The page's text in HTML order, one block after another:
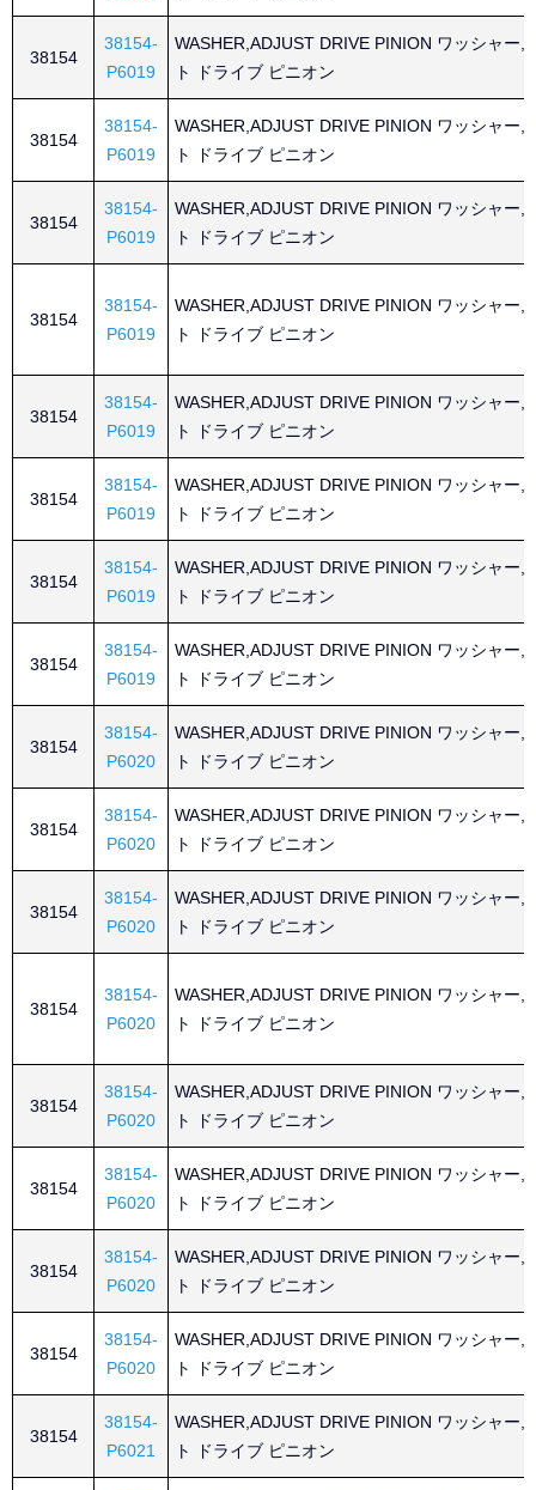
38154
38154-
P6019
WASHER,ADJUST DRIVE PINION ワッシャー,
ト ドライブ ピニオン
38154
38154-
P6019
WASHER,ADJUST DRIVE PINION ワッシャー,
ト ドライブ ピニオン
38154
38154-
P6019
WASHER,ADJUST DRIVE PINION ワッシャー,
ト ドライブ ピニオン
38154
38154-
P6019
WASHER,ADJUST DRIVE PINION ワッシャー,
ト ドライブ ピニオン
38154
38154-
P6019
WASHER,ADJUST DRIVE PINION ワッシャー,
ト ドライブ ピニオン
38154
38154-
P6019
WASHER,ADJUST DRIVE PINION ワッシャー,
ト ドライブ ピニオン
38154
38154-
P6019
WASHER,ADJUST DRIVE PINION ワッシャー,
ト ドライブ ピニオン
38154
38154-
P6019
WASHER,ADJUST DRIVE PINION ワッシャー,
ト ドライブ ピニオン
38154
38154-
P6020
WASHER,ADJUST DRIVE PINION ワッシャー,
ト ドライブ ピニオン
38154
38154-
P6020
WASHER,ADJUST DRIVE PINION ワッシャー,
ト ドライブ ピニオン
38154
38154-
P6020
WASHER,ADJUST DRIVE PINION ワッシャー,
ト ドライブ ピニオン
38154
38154-
P6020
WASHER,ADJUST DRIVE PINION ワッシャー,
ト ドライブ ピニオン
38154
38154-
P6020
WASHER,ADJUST DRIVE PINION ワッシャー,
ト ドライブ ピニオン
38154
38154-
P6020
WASHER,ADJUST DRIVE PINION ワッシャー,
ト ドライブ ピニオン
38154
38154-
P6020
WASHER,ADJUST DRIVE PINION ワッシャー,
ト ドライブ ピニオン
38154
38154-
P6020
WASHER,ADJUST DRIVE PINION ワッシャー,
ト ドライブ ピニオン
38154
38154-
P6021
WASHER,ADJUST DRIVE PINION ワッシャー,
ト ドライブ ピニオン